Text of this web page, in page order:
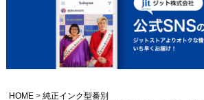
HOME
純正インク型番別